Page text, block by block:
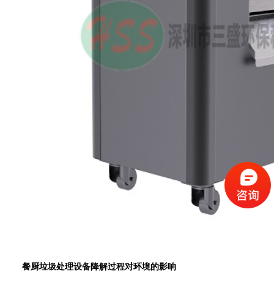
餐厨垃圾处理设备降解过程对环境的影响